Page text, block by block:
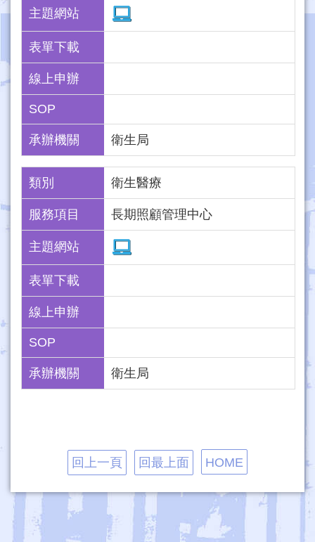
主題網站
表單下載
線上申辦
SOP
承辦機關 衛生局
類別 衛生醫療
服務項目 長期照顧管理中心
主題網站
表單下載
線上申辦
SOP
承辦機關 衛生局
回上一頁 回最上面 HOME